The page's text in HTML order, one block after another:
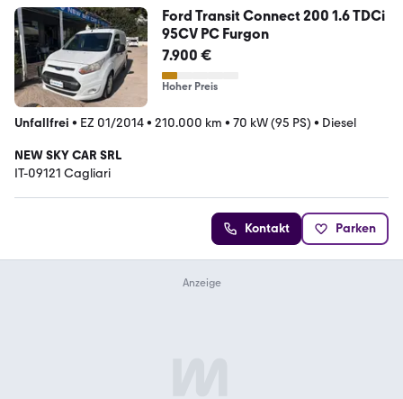
Ford Transit Connect 200 1.6 TDCi
95CV PC Furgon
7.900 €
Hoher Preis
Unfallfrei • EZ 01/2014• 210.000 km • 70 kW (95 PS) • Diesel
NEW SKY CAR SRL
IT-09121 Cagliari
Kontakt Parken